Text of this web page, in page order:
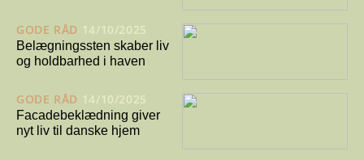
GODE RÅD 14/10/2025
Belægningssten skaber liv
og holdbarhed i haven
GODE RÅD 14/10/2025
Facadebeklædning giver
nyt liv til danske hjem